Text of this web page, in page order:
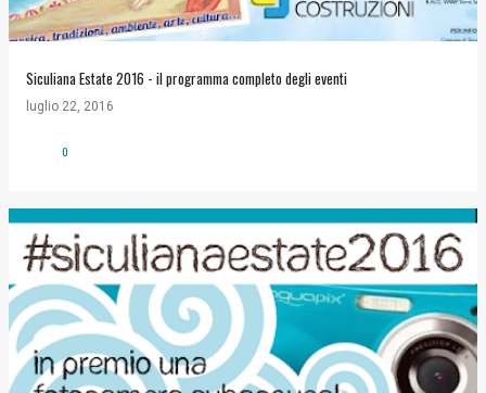
Siculiana Estate 2016 - il programma completo degli eventi
luglio 22, 2016
0